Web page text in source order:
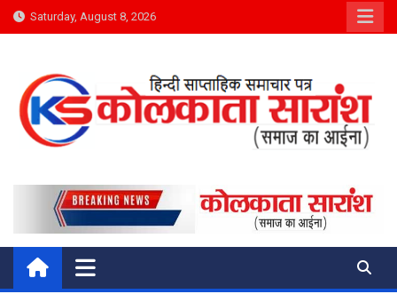
Skip
to
Saturday, August 8, 2026
Kolkata Saransh News
समाज का आईना